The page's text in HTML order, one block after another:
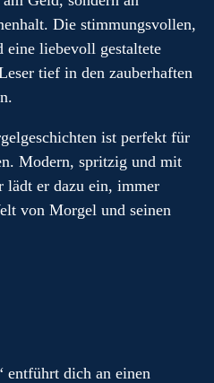
Die stimmungsvollen,
liebevoll gestaltete
tief in den zauberhaften
ist perfekt für
Modern, spritzig und mit
er dazu ein, immer
von Morgel und seinen
entführt dich an einen